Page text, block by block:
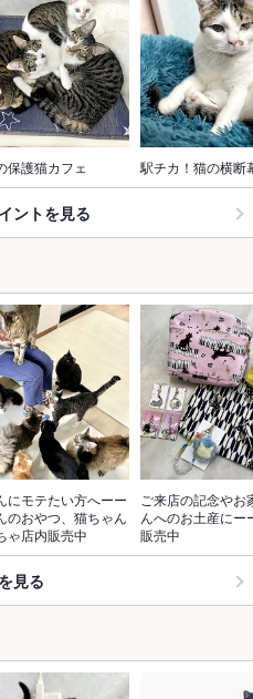
保護猫カフェ 駅チカ！猫の横断
ントを見る
にモテたい方へーー
のおやつ、猫ちゃん
ゃ店内販売中
ご来店の記念やお
んへのお土産にー
販売中
見る